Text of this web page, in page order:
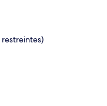
restreintes)